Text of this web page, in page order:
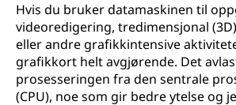
Hvis du bruker datamaskinen til
videoredigering, tredimensjonal
eller andre grafikkintensive
grafikkort helt avgjørende. Det
prosesseringen fra den sentrale
(CPU), noe som gir bedre ytelse og